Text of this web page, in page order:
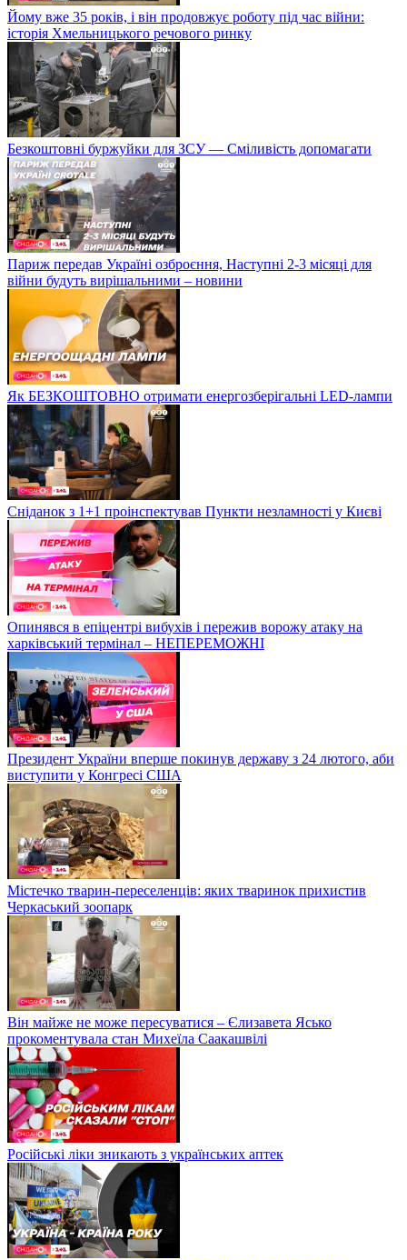
Йому вже 35 років, і він продовжує роботу під час війни:
історія Хмельницького речового ринку
Безкоштовні буржуйки для ЗСУ — Сміливість допомагати
Париж передав Україні озброєння, Наступні 2-3 місяці для
війни будуть вирішальними – новини
Як БЕЗКОШТОВНО отримати енергозберігальні LED-лампи
Сніданок з 1+1 проінспектував Пункти незламності у Києві
Опинявся в епіцентрі вибухів і пережив ворожу атаку на
харківський термінал – НЕПЕРЕМОЖНІ
Президент України вперше покинув державу з 24 лютого, аби
виступити у Конгресі США
Містечко тварин-переселенців: яких тваринок прихистив
Черкаський зоопарк
Він майже не може пересуватися – Єлизавета Ясько
прокоментувала стан Михеїла Саакашвілі
Російські ліки зникають з українських аптек